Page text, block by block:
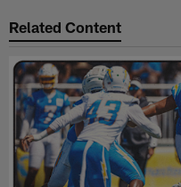
Related Content